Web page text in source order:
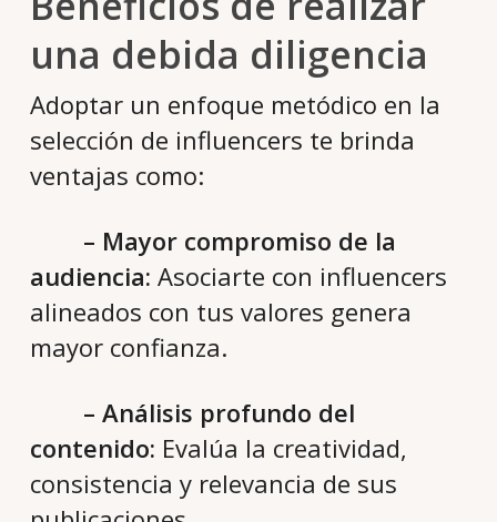
una debida diligencia
Adoptar un enfoque metódico en la
selección de influencers te brinda
ventajas como:
– Mayor compromiso de la
audiencia: Asociarte con influencers
alineados con tus valores genera
mayor confianza.
– Análisis profundo del
contenido: Evalúa la creatividad,
consistencia y relevancia de sus